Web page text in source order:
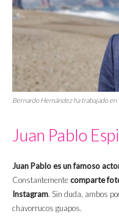
Bernardo Hernández ha trabajado
Juan Pablo
Juan Pablo es un famoso
Constantementecomparte
Instagram. Sin duda, ambos
chavorrucos guapos.